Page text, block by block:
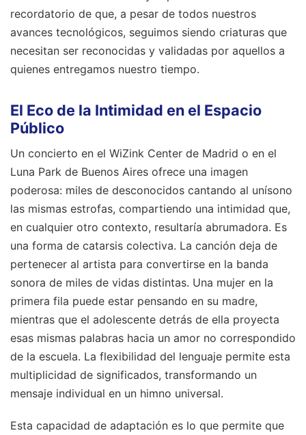
recordatorio de que, a pesar de todos nuestros
avances tecnológicos, seguimos siendo criaturas que
necesitan ser reconocidas y validadas por aquellos a
quienes entregamos nuestro tiempo.
El Eco de la Intimidad en el Espacio
Público
Un concierto en el WiZink Center de Madrid o en el
Luna Park de Buenos Aires ofrece una imagen
poderosa: miles de desconocidos cantando al unísono
las mismas estrofas, compartiendo una intimidad que,
en cualquier otro contexto, resultaría abrumadora. Es
una forma de catarsis colectiva. La canción deja de
pertenecer al artista para convertirse en la banda
sonora de miles de vidas distintas. Una mujer en la
primera fila puede estar pensando en su madre,
mientras que el adolescente detrás de ella proyecta
esas mismas palabras hacia un amor no correspondido
de la escuela. La flexibilidad del lenguaje permite esta
multiplicidad de significados, transformando un
mensaje individual en un himno universal.
Esta capacidad de adaptación es lo que permite que